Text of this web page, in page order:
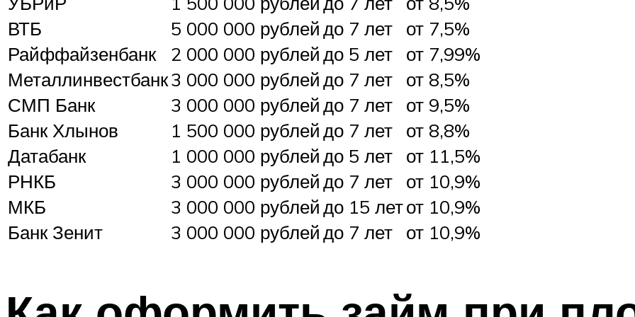
ВТБ
5 000 000 рублейдо 7 лет
от 7,5%
Райффайзенбанк
2 000 000 рублейдо 5 лет
от 7,99%
Металлинвестбанк3 000 000 рублейдо 7 лет
от 8,5%
СМП Банк
3 000 000 рублейдо 7 лет
от 9,5%
Банк Хлынов
1 500 000 рублейдо 7 лет
от 8,8%
Датабанк
1 000 000 рублейдо 5 лет
от 11,5%
РНКБ
3 000 000 рублейдо 7 лет
от 10,9%
МКБ
3 000 000 рублейдо 15 летот 10,9%
Банк Зенит
3 000 000 рублейдо 7 лет от 10,9%